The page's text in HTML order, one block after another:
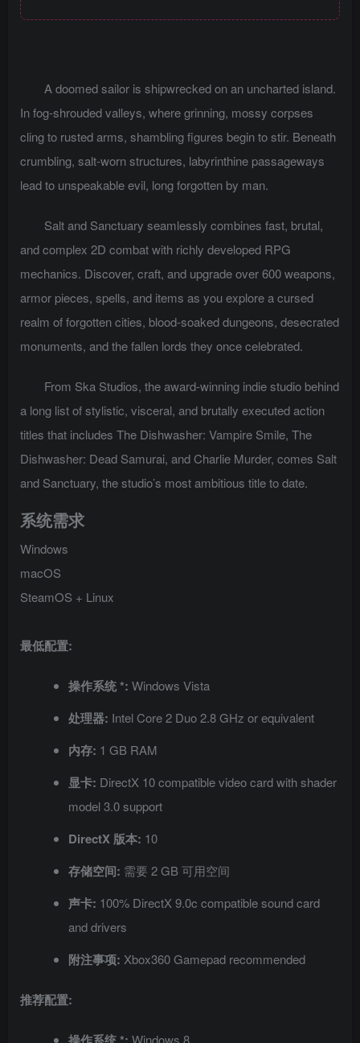
A doomed sailor is shipwrecked on an uncharted island.
In fog-shrouded valleys, where grinning, mossy corpses
cling to rusted arms, shambling figures begin to stir. Beneath
crumbling, salt-worn structures, labyrinthine passageways
lead to unspeakable evil, long forgotten by man.
Salt and Sanctuary seamlessly combines fast, brutal,
and complex 2D combat with richly developed RPG
mechanics. Discover, craft, and upgrade over 600 weapons,
armor pieces, spells, and items as you explore a cursed
realm of forgotten cities, blood-soaked dungeons, desecrated
monuments, and the fallen lords they once celebrated.
From Ska Studios, the award-winning indie studio behind
a long list of stylistic, visceral, and brutally executed action
titles that includes The Dishwasher: Vampire Smile, The
Dishwasher: Dead Samurai, and Charlie Murder, comes Salt
and Sanctuary, the studio’s most ambitious title to date.
系统需求
Windows
macOS
SteamOS + Linux
最低配置:
操作系统 *: Windows Vista
处理器: Intel Core 2 Duo 2.8 GHz or equivalent
内存: 1 GB RAM
显卡: DirectX 10 compatible video card with shader
model 3.0 support
DirectX 版本: 10
存储空间: 需要 2 GB 可用空间
声卡: 100% DirectX 9.0c compatible sound card
and drivers
附注事项: Xbox360 Gamepad recommended
推荐配置:
Windows 8